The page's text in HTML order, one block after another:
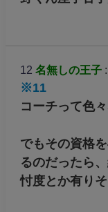
11 名無しの王子:
＜下手すれ
そのコーチ業
格の取得が必
にはルールや
ゴタ勉強して
野くん座学苦